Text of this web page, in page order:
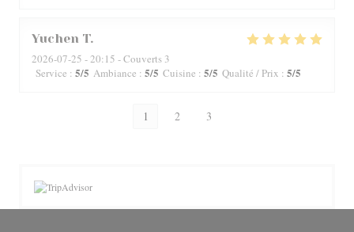
Yuchen T
2026-07-25 - 20:15 - Couverts 3
Service : 5/5 Ambiance : 5/5 Cuisine : 5/5 Qualité / Prix : 5/5
1 2 3